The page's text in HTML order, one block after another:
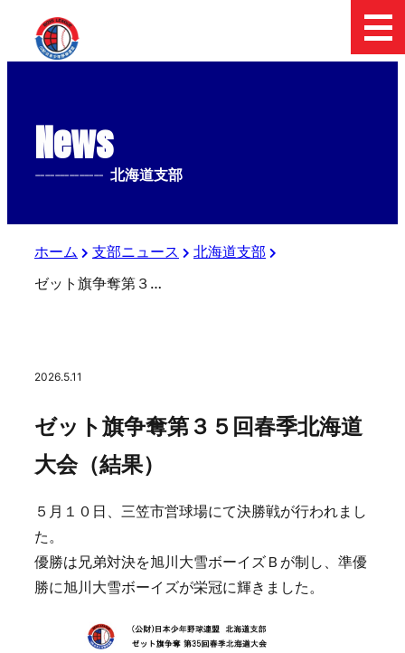
News
-------------- 北海道支部
ホーム 支部ニュース
北海道支部
ゼット旗争奪第３５回春季北海道大会（結果）
2026.5.11
ゼット旗争奪第３５回春季北海道
大会（結果）
５月１０日、三笠市営球場にて決勝戦が行われまし
た。
優勝は兄弟対決を旭川大雪ボーイズＢが制し、準優
勝に旭川大雪ボーイズが栄冠に輝きました。